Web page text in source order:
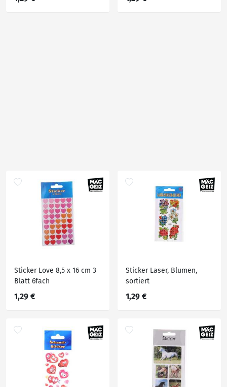
Sticker Love 8,5 x 16 cm 3
Blatt 6fach
1,29 €
Sticker Laser, Blumen,
sortiert
1,29 €